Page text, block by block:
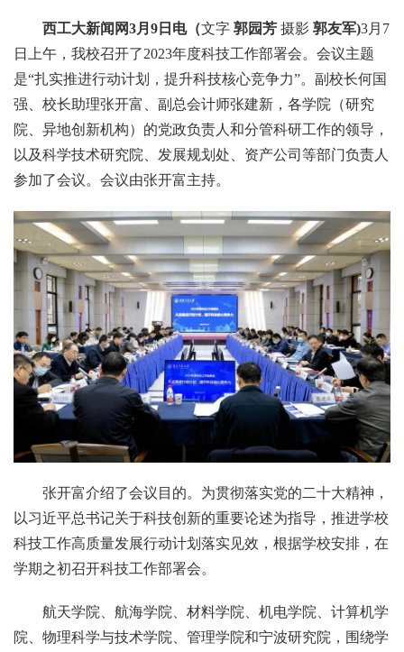
西工大新闻网3月9日电（文字 郭园芳 摄影 郭友军)3月7
日上午，我校召开了2023年度科技工作部署会。会议主题
是“扎实推进行动计划，提升科技核心竞争力”。副校长何国
强、校长助理张开富、副总会计师张建新，各学院（研究
院、异地创新机构）的党政负责人和分管科研工作的领导，
以及科学技术研究院、发展规划处、资产公司等部门负责人
参加了会议。会议由张开富主持。
张开富介绍了会议目的。为贯彻落实党的二十大精神，
以习近平总书记关于科技创新的重要论述为指导，推进学校
科技工作高质量发展行动计划落实见效，根据学校安排，在
学期之初召开科技工作部署会。
航天学院、航海学院、材料学院、机电学院、计算机学
院、物理科学与技术学院、管理学院和宁波研究院，围绕学